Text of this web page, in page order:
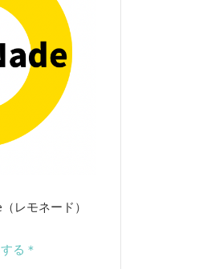
レモネード）
る＊